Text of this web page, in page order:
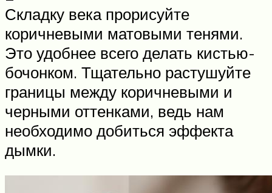
Складку века прорисуйте
коричневыми матовыми тенями.
Это удобнее всего делать кистью-
бочонком. Тщательно растушуйте
границы между коричневыми и
черными оттенками, ведь нам
необходимо добиться эффекта
дымки.